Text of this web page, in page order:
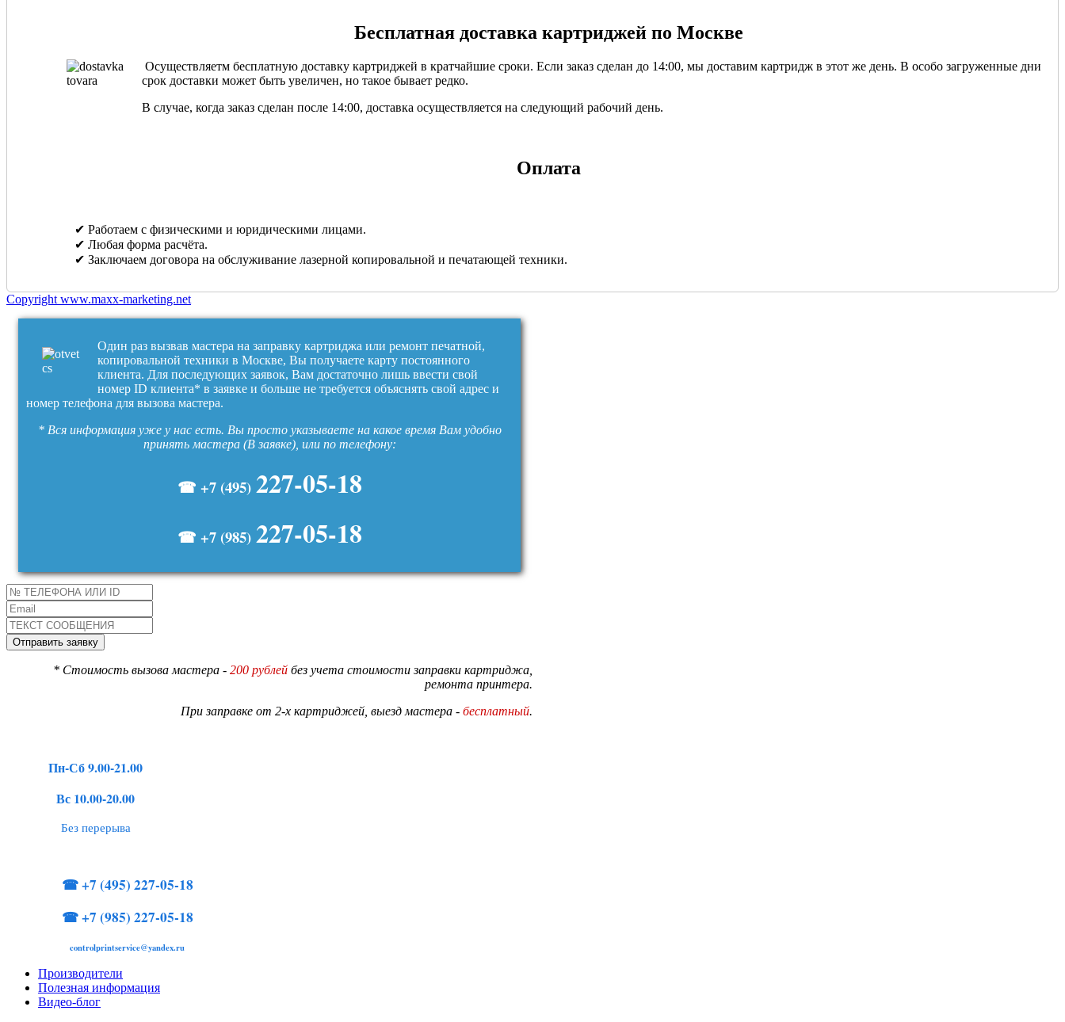
Бесплатная доставка картриджей по Москве
Осуществляетм бесплатную доставку картриджей в кратчайшие сроки. Если заказ сделан до 14:00, мы доставим картридж в этот же день. В особо загруженные дни
срок доставки может быть увеличен, но такое бывает редко.
В случае, когда заказ сделан после 14:00, доставка осуществляется на следующий рабочий день.
Оплата
✔ Работаем с физическими и юридическими лицами.
✔ Любая форма расчёта.
✔ Заключаем договора на обслуживание лазерной копировальной и печатающей техники.
Copyright www.maxx-marketing.net
Один раз вызвав мастера на заправку картриджа или ремонт печатной,
копировальной техники в Москве, Вы получаете карту постоянного
клиента. Для последующих заявок, Вам достаточно лишь ввести свой
номер ID клиента* в заявке и больше не требуется объяснять свой адрес и
номер телефона для вызова мастера.
* Вся информация уже у нас есть. Вы просто указываете на какое время Вам удобно
принять мастера (В заявке), или по телефону:
☎ +7 (495) 227-05-18
☎ +7 (985) 227-05-18
* Стоимость вызова мастера - 200 рублей без учета стоимости заправки картриджа,
ремонта принтера.
При заправке от 2-х картриджей, выезд мастера - бесплатный.
Пн-Сб 9.00-21.00
Вс 10.00-20.00
Без перерыва
☎+7 (495) 227-05-18
☎+7 (985) 227-05-18
controlprintservice@yandex.ru
Производители
Полезная информация
Видео-блог